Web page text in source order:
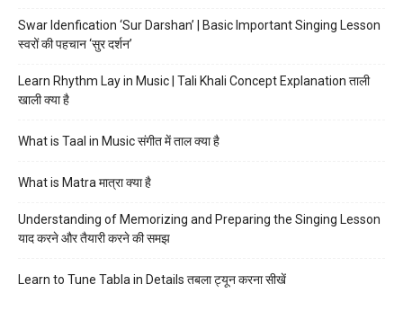
Swar Idenfication ‘Sur Darshan’ | Basic Important Singing Lesson
स्वरों की पहचान ‘सुर दर्शन’
Learn Rhythm Lay in Music | Tali Khali Concept Explanation ताली
खाली क्या है
What is Taal in Music संगीत में ताल क्या है
What is Matra मात्रा क्या है
Understanding of Memorizing and Preparing the Singing Lesson
याद करने और तैयारी करने की समझ
Learn to Tune Tabla in Details तबला ट्यून करना सीखें